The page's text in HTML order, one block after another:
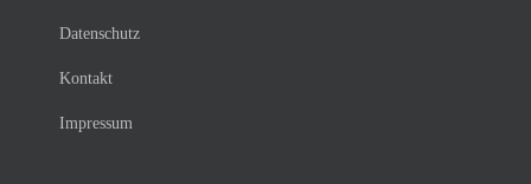
Datenschutz
Kontakt
Impressum